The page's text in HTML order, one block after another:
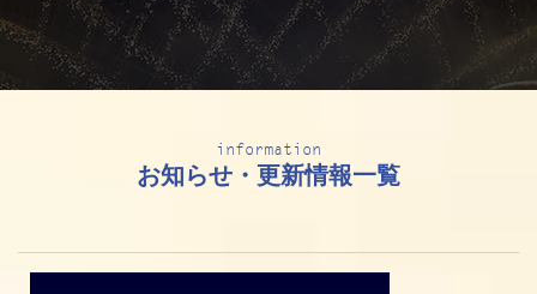
information
お知らせ・更新情報一覧